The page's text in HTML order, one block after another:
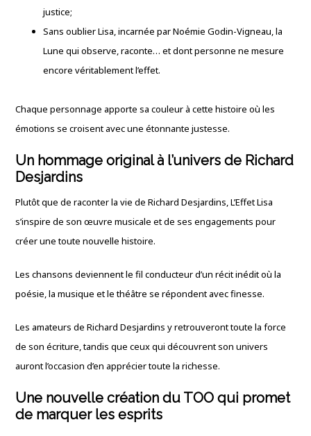
justice;
Sans oublier Lisa, incarnée par Noémie Godin-Vigneau, la
Lune qui observe, raconte… et dont personne ne mesure
encore véritablement l’effet.
Chaque personnage apporte sa couleur à cette histoire où les
émotions se croisent avec une étonnante justesse.
Un hommage original à l’univers de Richard
Desjardins
Plutôt que de raconter la vie de Richard Desjardins, L’Effet Lisa
s’inspire de son œuvre musicale et de ses engagements pour
créer une toute nouvelle histoire.
Les chansons deviennent le fil conducteur d’un récit inédit où la
poésie, la musique et le théâtre se répondent avec finesse.
Les amateurs de Richard Desjardins y retrouveront toute la force
de son écriture, tandis que ceux qui découvrent son univers
auront l’occasion d’en apprécier toute la richesse.
Une nouvelle création du TOO qui promet
de marquer les esprits